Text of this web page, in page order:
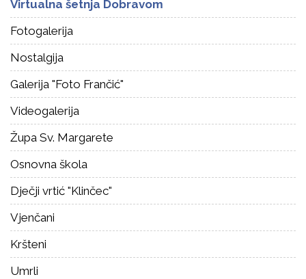
Virtualna šetnja Dobravom
Fotogalerija
Nostalgija
Galerija "Foto Frančić"
Videogalerija
Župa Sv. Margarete
Osnovna škola
Dječji vrtić "Klinčec"
Vjenčani
Kršteni
Umrli